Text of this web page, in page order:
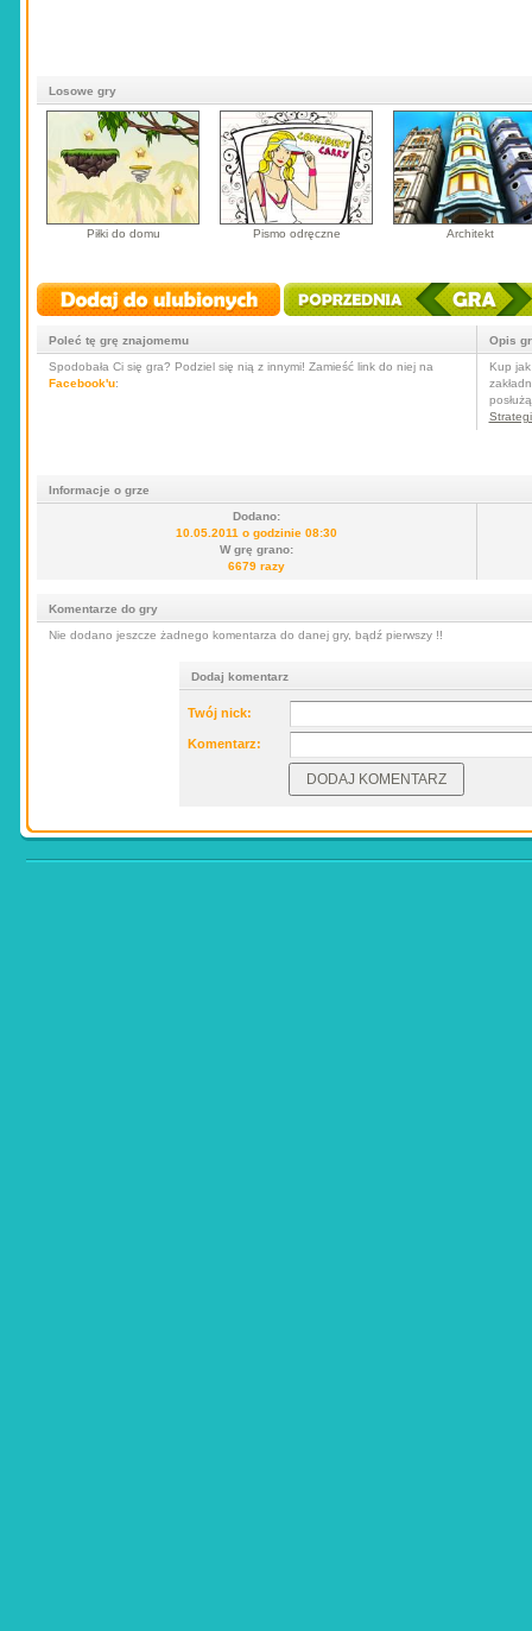
Losowe gry
Piłki do domu Pismo odręczne Architekt
Poleć tę grę znajomemu
Spodobała Ci się gra? Podziel się nią z innymi! Zamieść link do niej na
Facebook'u:
Opis
Kup
Informacje o grze
Dodano:
10.05.2011 o godzinie 08:30
W grę grano:
6679 razy
Komentarze do gry
Nie dodano jeszcze żadnego komentarza do danej gry, bądź pierwszy !!
Dodaj komentarz
Twój nick:
Komentarz: